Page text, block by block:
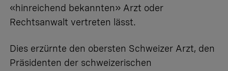
«hinreichend bekannten» Arzt oder
Rechtsanwalt vertreten lässt.
Dies erzürnte den obersten Schweizer Arzt, den
Präsidenten der schweizerischen